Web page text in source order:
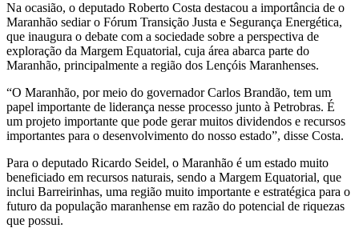
Na ocasião, o deputado Roberto Costa destacou a importância de o
Maranhão sediar o Fórum Transição Justa e Segurança Energética,
que inaugura o debate com a sociedade sobre a perspectiva de
exploração da Margem Equatorial, cuja área abarca parte do
Maranhão, principalmente a região dos Lençóis Maranhenses.
“O Maranhão, por meio do governador Carlos Brandão, tem um
papel importante de liderança nesse processo junto à Petrobras. É
um projeto importante que pode gerar muitos dividendos e recursos
importantes para o desenvolvimento do nosso estado”, disse Costa.
Para o deputado Ricardo Seidel, o Maranhão é um estado muito
beneficiado em recursos naturais, sendo a Margem Equatorial, que
inclui Barreirinhas, uma região muito importante e estratégica para o
futuro da população maranhense em razão do potencial de riquezas
que possui.